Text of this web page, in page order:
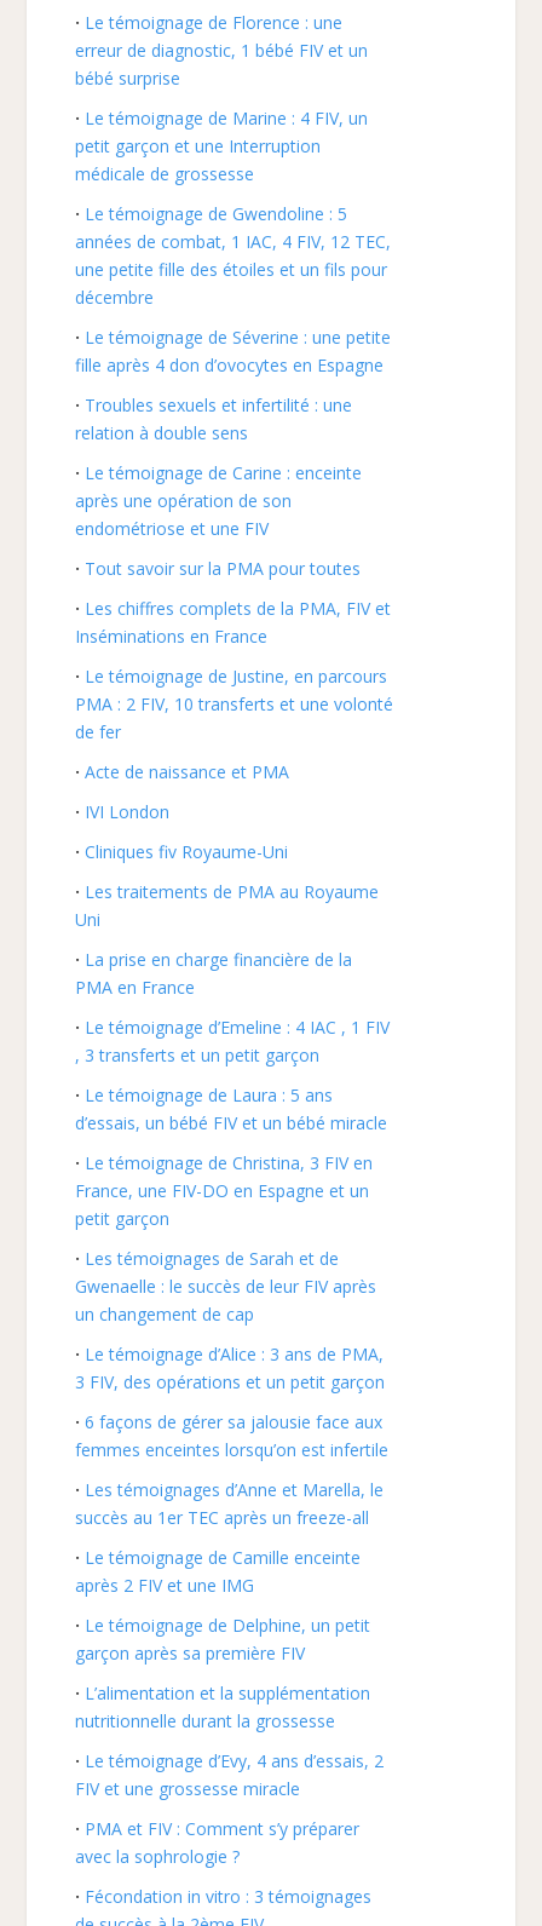
Le témoignage de Florence : une
erreur de diagnostic, 1 bébé FIV et un
bébé surprise
Le témoignage de Marine : 4 FIV, un
petit garçon et une Interruption
médicale de grossesse
Le témoignage de Gwendoline : 5
années de combat, 1 IAC, 4 FIV, 12 TEC,
une petite fille des étoiles et un fils pour
décembre
Le témoignage de Séverine : une petite
fille après 4 don d’ovocytes en Espagne
Troubles sexuels et infertilité : une
relation à double sens
Le témoignage de Carine : enceinte
après une opération de son
endométriose et une FIV
Tout savoir sur la PMA pour toutes
Les chiffres complets de la PMA, FIV et
Inséminations en France
Le témoignage de Justine, en parcours
PMA : 2 FIV, 10 transferts et une volonté
de fer
Acte de naissance et PMA
IVI London
Cliniques fiv Royaume-Uni
Les traitements de PMA au Royaume
Uni
La prise en charge financière de la
PMA en France
Le témoignage d’Emeline : 4 IAC , 1 FIV
, 3 transferts et un petit garçon
Le témoignage de Laura : 5 ans
d’essais, un bébé FIV et un bébé miracle
Le témoignage de Christina, 3 FIV en
France, une FIV-DO en Espagne et un
petit garçon
Les témoignages de Sarah et de
Gwenaelle : le succès de leur FIV après
un changement de cap
Le témoignage d’Alice : 3 ans de PMA,
3 FIV, des opérations et un petit garçon
6 façons de gérer sa jalousie face aux
femmes enceintes lorsqu’on est infertile
Les témoignages d’Anne et Marella, le
succès au 1er TEC après un freeze-all
Le témoignage de Camille enceinte
après 2 FIV et une IMG
Le témoignage de Delphine, un petit
garçon après sa première FIV
L’alimentation et la supplémentation
nutritionnelle durant la grossesse
Le témoignage d’Evy, 4 ans d’essais, 2
FIV et une grossesse miracle
PMA et FIV : Comment s’y préparer
avec la sophrologie ?
Fécondation in vitro : 3 témoignages